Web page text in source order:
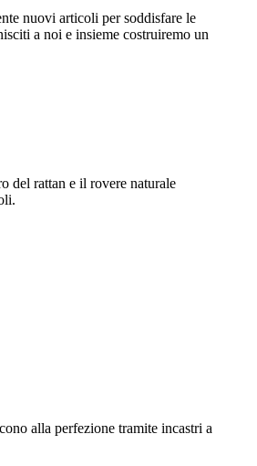
nuovi articoli per soddisfare le
a noi e insieme costruiremo un
del rattan e il rovere naturale
alla perfezione tramite incastri a